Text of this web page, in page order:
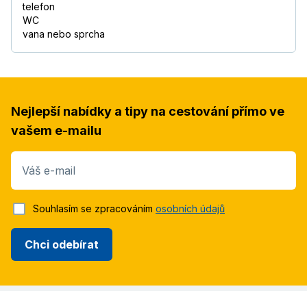
telefon
WC
vana nebo sprcha
Nejlepší nabídky a tipy na cestování přímo ve
vašem e-mailu
Váš e-mail
Chci odebírat
Souhlasím se zpracováním osobních údajů